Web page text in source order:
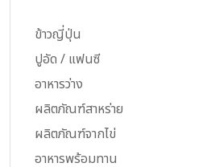
ข้าวญี่ปุ่น
ปูอัด / แฟนซี
อาหารว่าง
ผลิตภัณฑ์สาหร่าย
ผลิตภัณฑ์จากไข่
อาหารพร้อมทาน